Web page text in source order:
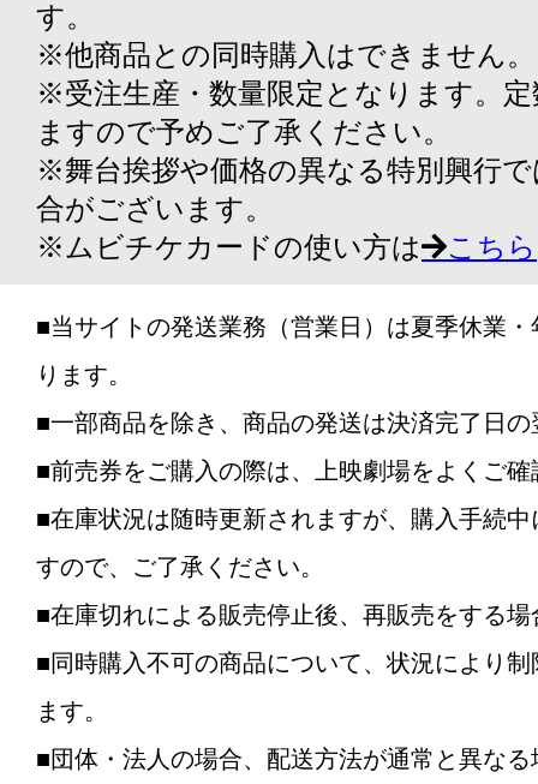
す。
※他商品との同時購入はできません。
※受注生産・数量限定となります。
ますので予めご了承ください。
※舞台挨拶や価格の異なる特別興行
合がございます。
※ムビチケカードの使い方は
こちら
■当サイトの発送業務（営業日）は夏季休業
ります。
■一部商品を除き、商品の発送は決済完了日
■前売券をご購入の際は、上映劇場をよくご
■在庫状況は随時更新されますが、購入手続
すので、ご了承ください。
■在庫切れによる販売停止後、再販売をする
■同時購入不可の商品について、状況により
ます。
■団体・法人の場合、配送方法が通常と異な